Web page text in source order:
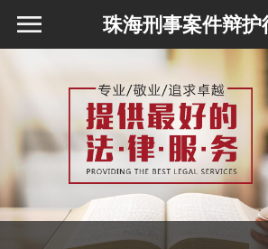
珠海刑事案件辩护